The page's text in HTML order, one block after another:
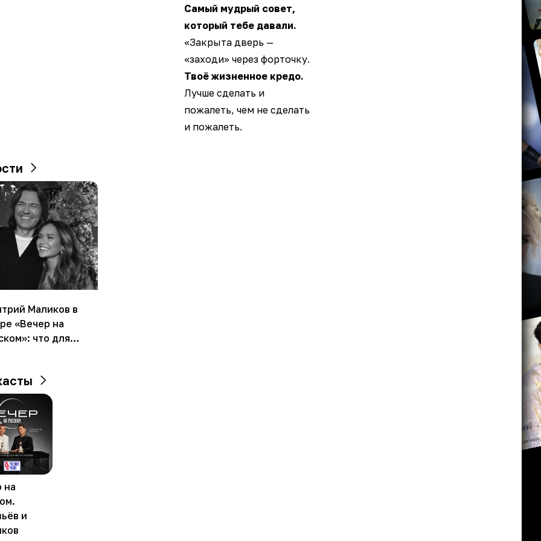
Самый мудрый совет,
который тебе давали.
«Закрыта дверь —
«заходи» через форточку.
Твоё жизненное кредо.
Лучше сделать и
пожалеть, чем не сделать
и пожалеть.
Маликов в
«Вечер на
что для
на
и